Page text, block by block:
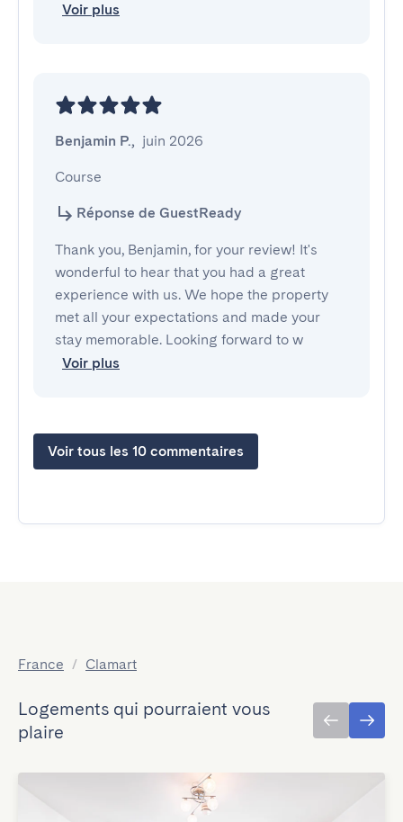
Voir plus
Benjamin P., juin 2026
Course
Réponse de GuestReady
Thank you, Benjamin, for your review! It's
wonderful to hear that you had a great
experience with us. We hope the property
met all your expectations and made your
stay memorable. Looking forward to w
Voir plus
Voir tous les 10 commentaires
France / Clamart
Logements qui pourraient vous
plaire